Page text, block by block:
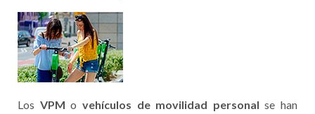
Los VPM o vehículos de movilidad personal se han